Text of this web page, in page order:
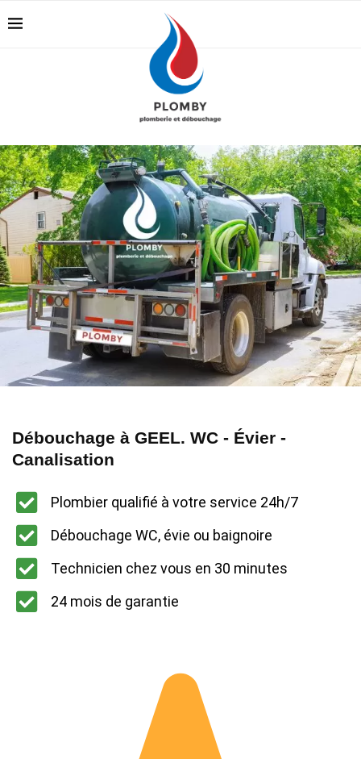
Débouchage à GEEL. WC - Évier -
Canalisation
Plombier qualifié à votre service 24h/7
Débouchage WC, évie ou baignoire
Technicien chez vous en 30 minutes
24 mois de garantie